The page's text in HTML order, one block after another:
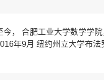
今， 合肥工业大学数学学
年9月 纽约州立大学布